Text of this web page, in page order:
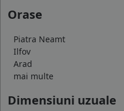
Orase
Piatra Neamt
Ilfov
Arad
mai multe
Dimensiuni uzuale